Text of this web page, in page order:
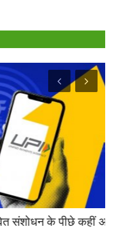
पीछे कहीं अमेरिका की